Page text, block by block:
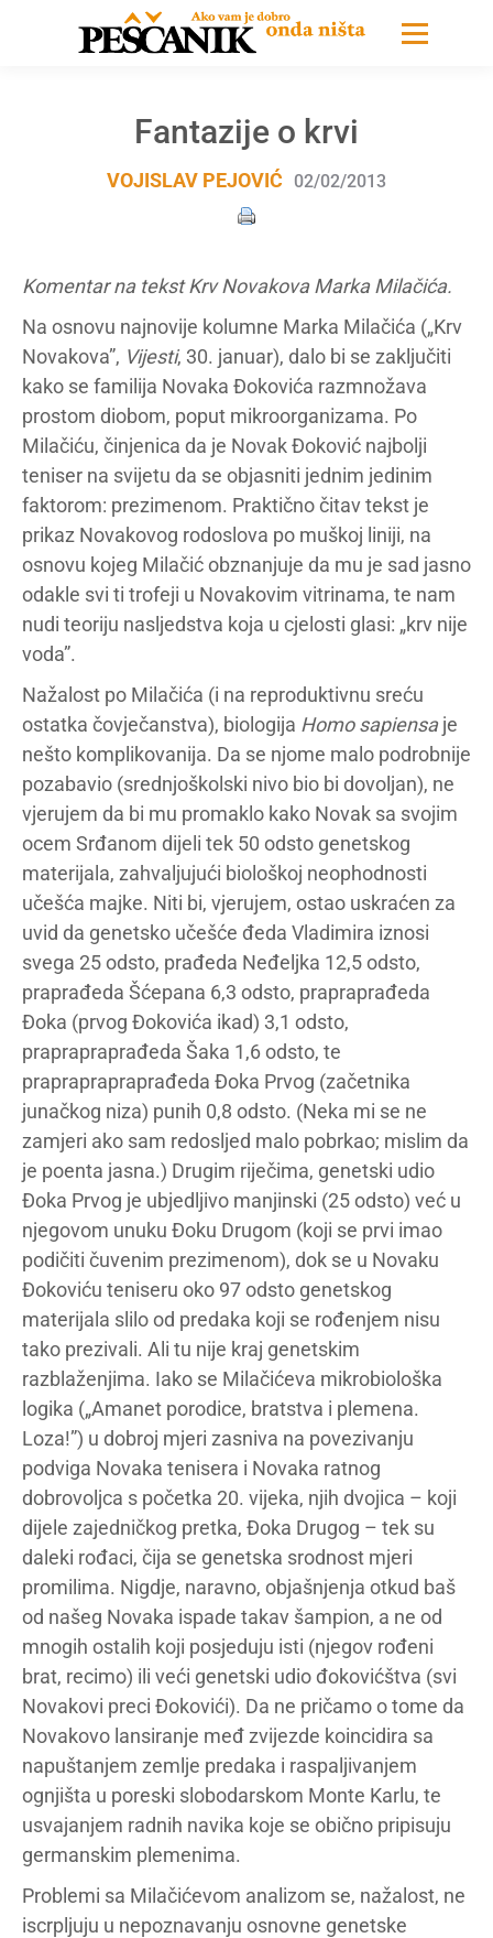
Fantazije o krvi
VOJISLAV PEJOVIĆ 02/02/2013
Komentar na tekst Krv Novakova Marka Milačića.
Na osnovu najnovije kolumne Marka Milačića („Krv
Novakova”, Vijesti, 30. januar), dalo bi se zaključiti
kako se familija Novaka Đokovića razmnožava
prostom diobom, poput mikroorganizama. Po
Milačiću, činjenica da je Novak Đoković najbolji
teniser na svijetu da se objasniti jednim jedinim
faktorom: prezimenom. Praktično čitav tekst je
prikaz Novakovog rodoslova po muškoj liniji, na
osnovu kojeg Milačić obznanjuje da mu je sad jasno
odakle svi ti trofeji u Novakovim vitrinama, te nam
nudi teoriju nasljedstva koja u cjelosti glasi: „krv nije
voda”.
Nažalost po Milačića (i na reproduktivnu sreću
ostatka čovječanstva), biologija Homo sapiensaje
nešto komplikovanija. Da se njome malo podrobnije
pozabavio (srednjoškolski nivo bio bi dovoljan), ne
vjerujem da bi mu promaklo kako Novak sa svojim
ocem Srđanom dijeli tek 50 odsto genetskog
materijala, zahvaljujući biološkoj neophodnosti
učešća majke. Niti bi, vjerujem, ostao uskraćen za
uvid da genetsko učešće đeda Vladimira iznosi
svega 25 odsto, prađeda Neđeljka 12,5 odsto,
praprađeda Šćepana 6,3 odsto, prapraprađeda
Đoka (prvog Đokovića ikad) 3,1 odsto,
praprapraprađeda Šaka 1,6 odsto, te
prapraprapraprađeda Đoka Prvog (začetnika
junačkog niza) punih 0,8 odsto. (Neka mi se ne
zamjeri ako sam redosljed malo pobrkao; mislim da
je poenta jasna.) Drugim riječima, genetski udio
Đoka Prvog je ubjedljivo manjinski (25 odsto) već u
njegovom unuku Đoku Drugom (koji se prvi imao
podičiti čuvenim prezimenom), dok se u Novaku
Đokoviću teniseru oko 97 odsto genetskog
materijala slilo od predaka koji se rođenjem nisu
tako prezivali. Ali tu nije kraj genetskim
razblaženjima. Iako se Milačićeva mikrobiološka
logika („Amanet porodice, bratstva i plemena.
Loza!”) u dobroj mjeri zasniva na povezivanju
podviga Novaka tenisera i Novaka ratnog
dobrovoljca s početka 20. vijeka, njih dvojica – koji
dijele zajedničkog pretka, Đoka Drugog – tek su
daleki rođaci, čija se genetska srodnost mjeri
promilima. Nigdje, naravno, objašnjenja otkud baš
od našeg Novaka ispade takav šampion, a ne od
mnogih ostalih koji posjeduju isti (njegov rođeni
brat, recimo) ili veći genetski udio đokovićštva (svi
Novakovi preci Đokovići). Da ne pričamo o tome da
Novakovo lansiranje međ zvijezde koincidira sa
napuštanjem zemlje predaka i raspaljivanjem
ognjišta u poreski slobodarskom Monte Karlu, te
usvajanjem radnih navika koje se obično pripisuju
germanskim plemenima.
Problemi sa Milačićevom analizom se, nažalost, ne
iscrpljuju u nepoznavanju osnovne genetske